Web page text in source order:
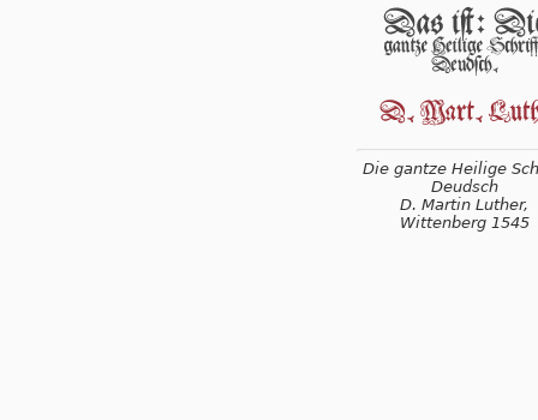
Die gantze Heilige
Deudsch
D. Martin Luther,
Wittenberg 1545